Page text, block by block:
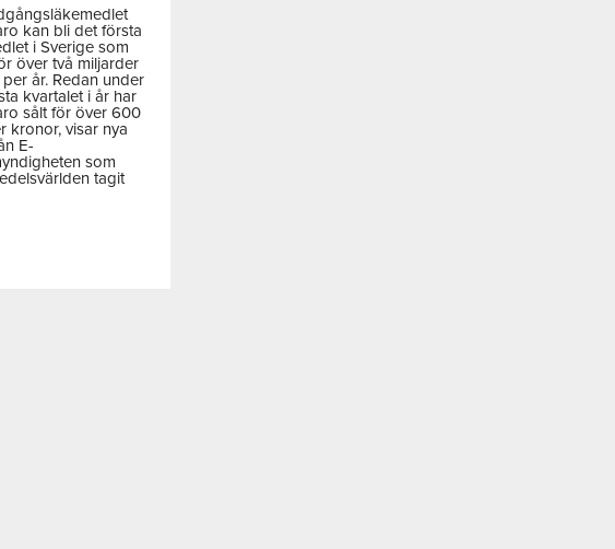
kan bli det första
i Sverige som
över två miljarder
år. Redan under
kvartalet i år har
sålt för över 600
kronor, visar nya
E-
som
tagit